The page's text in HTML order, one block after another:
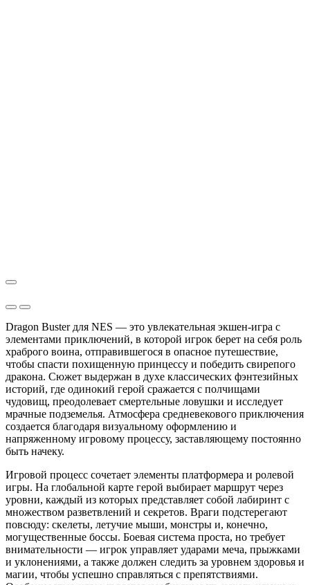
Dragon Buster для NES — это увлекательная экшен-игра с
элементами приключений, в которой игрок берет на себя роль
храброго воина, отправившегося в опасное путешествие,
чтобы спасти похищенную принцессу и победить свирепого
дракона. Сюжет выдержан в духе классических фэнтезийных
историй, где одинокий герой сражается с полчищами
чудовищ, преодолевает смертельные ловушки и исследует
мрачные подземелья. Атмосфера средневекового приключения
создается благодаря визуальному оформлению и
напряженному игровому процессу, заставляющему постоянно
быть начеку.
Игровой процесс сочетает элементы платформера и ролевой
игры. На глобальной карте герой выбирает маршрут через
уровни, каждый из которых представляет собой лабиринт с
множеством разветвлений и секретов. Враги подстерегают
повсюду: скелеты, летучие мыши, монстры и, конечно,
могущественные боссы. Боевая система проста, но требует
внимательности — игрок управляет ударами меча, прыжками
и уклонениями, а также должен следить за уровнем здоровья и
магии, чтобы успешно справляться с препятствиями.